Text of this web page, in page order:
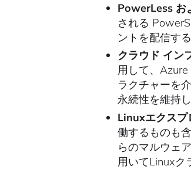
PowerLess お
される
ントを配信す
クラウド イン
用して、
ラクチャーを
永続性を維持し
Linuxエクスプ
働するものも
らのマルウェ
用いてLinuxク